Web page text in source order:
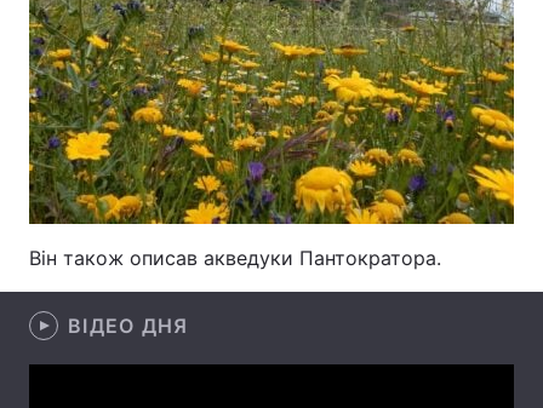
Він також описав акведуки Пантократора.
ВІДЕО ДНЯ